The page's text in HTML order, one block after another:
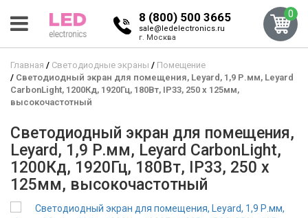
8 (800) 500 3665
sale@ledelectronics.ru
г. Москва
0
Главная Светодиодные экраны
Помещение
Светодиодный экран для помещения, Leyard, 1,9 Р.мм, Leyard
CarbonLight, 1200Кд, 1920Гц, 180Вт, IP33, 250 x 125мм,
высокочастотный
Светодиодный экран для помещения,
Leyard, 1,9 Р.мм, Leyard CarbonLight,
1200Кд, 1920Гц, 180Вт, IP33, 250 x
125мм, высокочастотный